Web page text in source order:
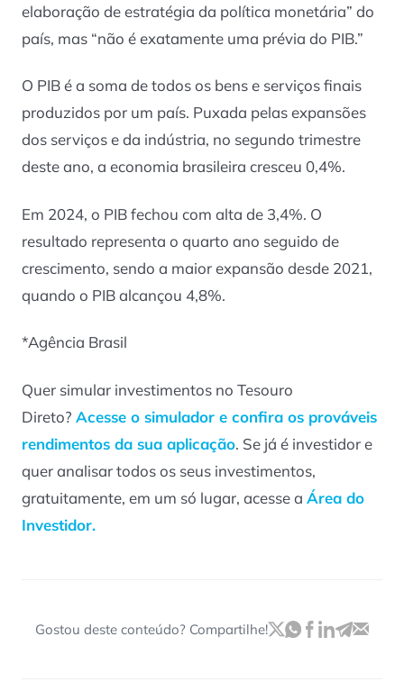
elaboração de estratégia da política monetária” do
país, mas “não é exatamente uma prévia do PIB.”
O PIB é a soma de todos os bens e serviços finais
produzidos por um país. Puxada pelas expansões
dos serviços e da indústria, no segundo trimestre
deste ano, a economia brasileira cresceu 0,4%.
Em 2024, o PIB fechou com alta de 3,4%. O
resultado representa o quarto ano seguido de
crescimento, sendo a maior expansão desde 2021,
quando o PIB alcançou 4,8%.
*Agência Brasil
Quer simular investimentos no Tesouro
Direto? Acesse o simulador e confira os prováveis
rendimentos da sua aplicação. Se já é investidor e
quer analisar todos os seus investimentos,
gratuitamente, em um só lugar, acesse a Área do
Investidor.
Gostou deste conteúdo? Compartilhe!